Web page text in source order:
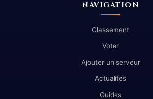
NAVIGATION
Classement
Voter
Ajouter un serveur
Actualites
Guides